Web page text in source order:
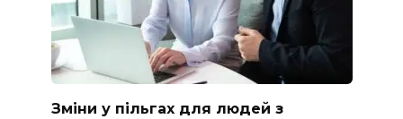
Зміни у пільгах для людей з